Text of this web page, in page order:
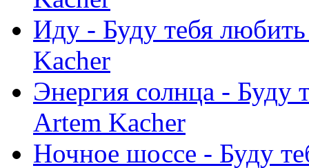
Иду - Буду тебя
Kacher
Энергия солнца - Буду
Artem Kacher
Ночное шоссе - Буду